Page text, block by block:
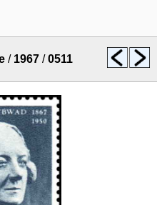
/ 1967 /0511